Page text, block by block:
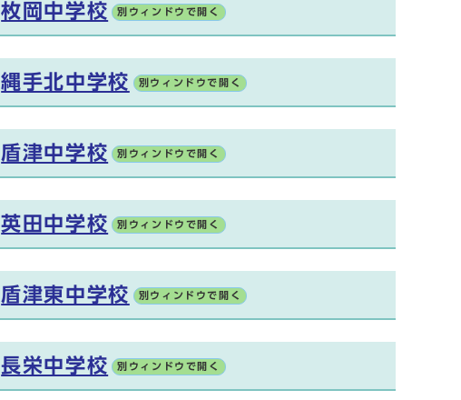
枚岡中学校 別ウィンドウで開く
縄手北中学校 別ウィンドウで開く
盾津中学校 別ウィンドウで開く
英田中学校 別ウィンドウで開く
盾津東中学校 別ウィンドウで開く
長栄中学校 別ウィンドウで開く